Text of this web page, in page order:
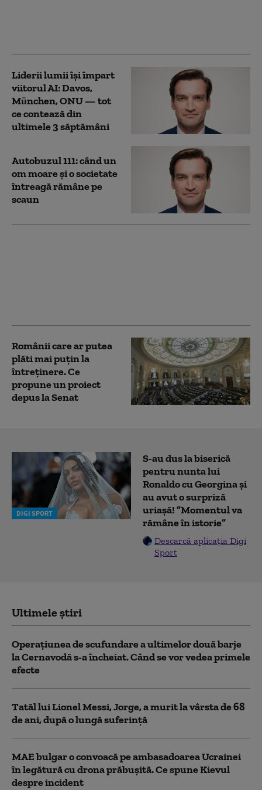
Liderii lumii își împart
viitorul AI: Davos,
München, ONU — tot
ce contează din
ultimele 3 săptămâni
Autobuzul 111: când un
om moare și o societate
întreagă rămâne pe
scaun
Românii care ar putea
plăti mai puțin la
întreținere. Ce
propune un proiect
depus la Senat
DIGI SPORT
S-au dus la biserică
pentru nunta lui
Ronaldo cu Georgina și
au avut o surpriză
uriașă! ”Momentul va
rămâne în istorie”
Descarcă aplicația Digi
Sport
Ultimele știri
Operațiunea de scufundare a ultimelor două barje
la Cernavodă s-a încheiat. Când se vor vedea primele
efecte
Tatăl lui Lionel Messi, Jorge, a murit la vârsta de 68
de ani, după o lungă suferință
MAE bulgar o convoacă pe ambasadoarea Ucrainei
în legătură cu drona prăbuşită. Ce spune Kievul
despre incident